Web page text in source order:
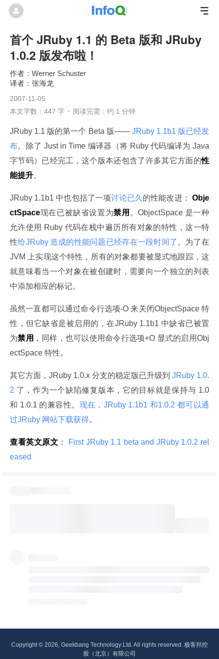
首个 JRuby 1.1 的 Beta 版和 JRuby
1.0.2 版发布啦！
Werner Schuster
张海龙
2007-11-05
本文字数：447 字
阅读完需：约 1 分钟
JRuby 1.1 版的第一个 Beta 版—— JRuby 1.1b1 版已经发
布。除了 Just in Time 编译器（将 Ruby 代码编译为 Java
字节码）已经完工，这个版本还包含了许多其它方面的性
能提升。
JRuby 1.1b1 中也包括了一项讨论已久 的性能改进：
Obje
ctSpace现在已被缺省设置为禁用 。ObjectSpace 是一种
允许使用 Ruby 代码在栈中遍历所有对象的特性，这一特
性给JRuby 造成的性能问题已经存在一段时间了 。为了在
JVM 上实现这个特性，所有的对象都要被显式地跟踪，这
就意味着当一个对象在被创建时，需要向一个独立的列表
中添加相应的标记。
虽然一直都可以通过命令行选项-O 来关闭ObjectSpace 特
性，但它缺省是被启用的，在JRuby 1.1b1 中缺省已被置
为禁用 ，同样，也可以使用命令行选项+O 显式的启用Obj
ectSpace 特性。
其它方面，JRuby 1.0.x 分支的稳定版已升级到 JRuby 1.0.
2 了，作为一个缺陷修复版本，它的目标就是保持与 1.0
和 1.0.1 的兼容性。 现在，JRuby 1.1b1 和1.0.2 都可以通
过JRuby 网站下载获得。
查看英文原文 ：
First JRuby 1.1 beta and JRuby 1.0.2 rel
eased
Copyright © 2026, Geekbang Technology Ltd. All rights reserved. 极客邦控
股（北京）有限公司